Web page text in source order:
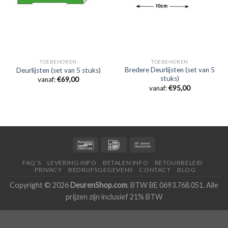
TOEBEHOREN
Deurlijsten (set van 5 stuks)
vanaf:€69,00
TOEBEHOREN
Bredere Deurlijsten (set van 5
stuks)
vanaf:€95,00
FAQ’S LEVERING INFO BETALEN INFO
RETOURBELEID
PRIVACY
BEDRIJFSGEGEVENS CONTACT BLOG
Copyright © 2026 DeurenShop.com. BTW BE 0693.768.051. Alle
prijzen zijn inclusief 21% BTW